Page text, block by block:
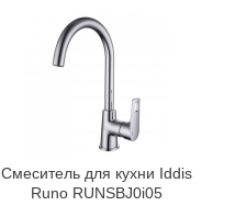
Смеситель для кухни Iddis
Runo RUNSBJ0i05